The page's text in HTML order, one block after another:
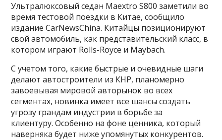
Ультралюксовый седан Maextro S800 заметили во
время тестовой поездки в Китае, сообщило
издание CarNewsChina. Китайцы позиционируют
свой автомобиль, как представительский класс, в
котором играют Rolls-Royce и Maybach.
С учетом того, какие быстрые и очевидные шаги
делают автостроители из КНР, планомерно
завоевывая мировой авторынок во всех
сегментах, новинка имеет все шансы создать
угрозу грандам индустрии в борьбе за
клиентуру. Особенно на фоне ценника, который
наверняка будет ниже упомянутых конкурентов.